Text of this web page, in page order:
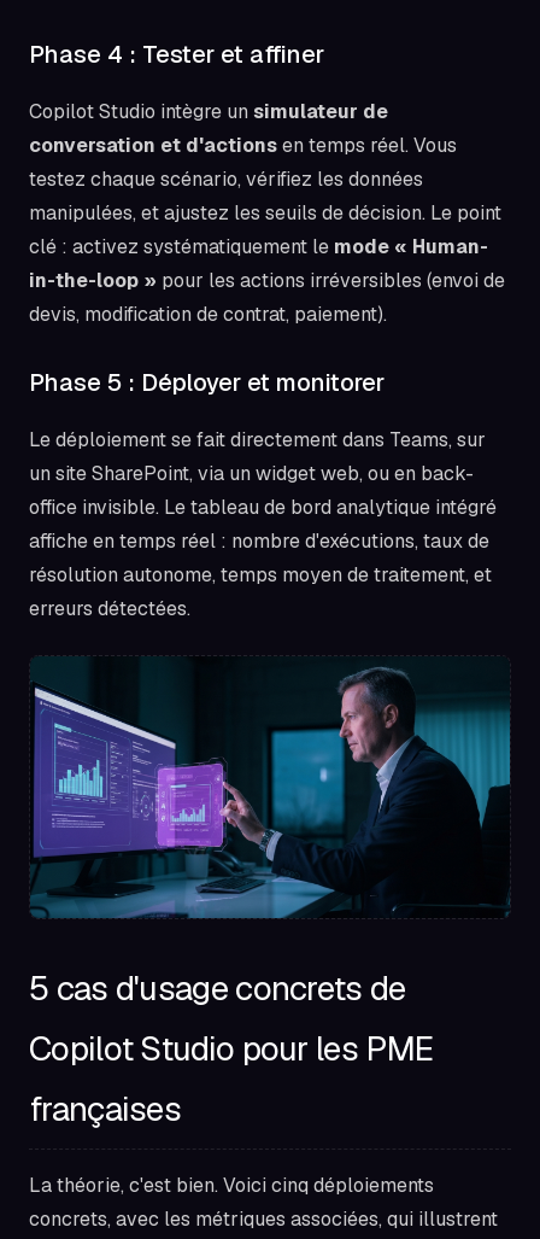
Phase 4 : Tester et affiner
Copilot Studio intègre un simulateur de
conversation et d'actionsen temps réel. Vous
testez chaque scénario, vérifiez les données
manipulées, et ajustez les seuils de décision. Le point
clé : activez systématiquement le mode « Human-
in-the-loop » pour les actions irréversibles (envoi de
devis, modification de contrat, paiement).
Phase 5 : Déployer et monitorer
Le déploiement se fait directement dans Teams, sur
un site SharePoint, via un widget web, ou en back-
office invisible. Le tableau de bord analytique intégré
affiche en temps réel : nombre d'exécutions, taux de
résolution autonome, temps moyen de traitement, et
erreurs détectées.
5 cas d'usage concrets de
Copilot Studio pour les PME
françaises
La théorie, c'est bien. Voici cinq déploiements
concrets, avec les métriques associées, qui illustrent